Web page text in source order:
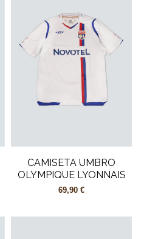
CAMISETA UMBRO
OLYMPIQUE LYONNAIS
69,90 €